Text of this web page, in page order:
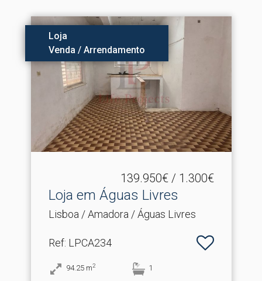
Loja
Venda / Arrendamento
139.950€ / 1.300€
Loja em Águas Livres
Lisboa / Amadora / Águas Livres
Ref: LPCA234
94.25 m2 1